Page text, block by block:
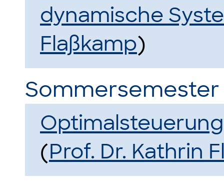
dynamische
Flaßkamp)
Sommersemester
(Prof. Dr. Kathrin